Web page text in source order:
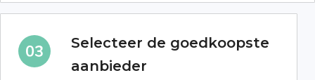
Selecteer de goedkoopste
aanbieder